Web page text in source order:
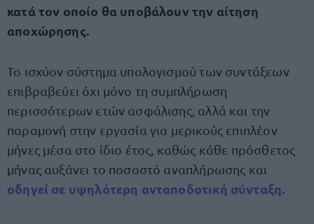
κατά τον οποίο θα υποβάλουν την αίτηση
αποχώρησης.
Το ισχύον σύστημα υπολογισμού των συντάξεων
επιβραβεύει όχι μόνο τη συμπλήρωση
περισσότερων ετών ασφάλισης, αλλά και την
παραμονή στην εργασία για μερικούς επιπλέον
μήνες μέσα στο ίδιο έτος, καθώς κάθε πρόσθετος
μήνας αυξάνει το ποσοστό αναπλήρωσης και
οδηγεί σε υψηλότερη ανταποδοτική σύνταξη.